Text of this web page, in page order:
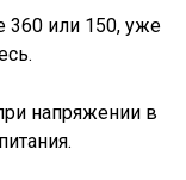
360 или 150, уже
напряжении в